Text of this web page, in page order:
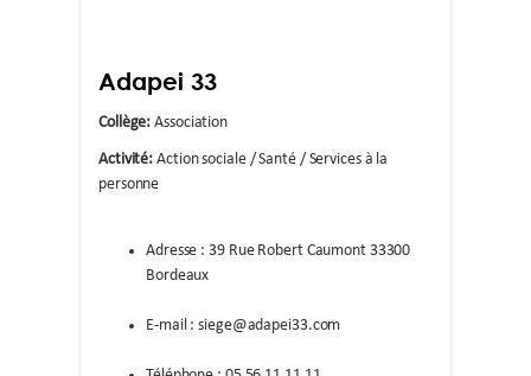
Adapei 33
Collège: Association
Activité: Action sociale / Santé / Services à la
personne
Adresse : 39 Rue Robert Caumont 33300
Bordeaux
E-mail : siege@adapei33.com